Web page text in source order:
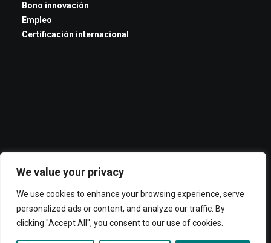
We value your privacy
We use cookies to enhance your browsing experience, serve
personalized ads or content, and analyze our traffic. By
clicking "Accept All", you consent to our use of cookies.
Bono innovación
Empleo
Certificación internacional